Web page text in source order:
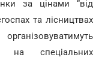
за цінами “від
та лісництвах
на спеціальних